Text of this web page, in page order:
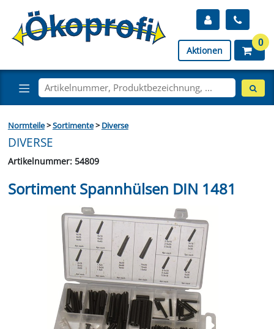
Aktionen
0
Normteile>Sortimente>Diverse
DIVERSE
Artikelnummer: 54809
Sortiment Spannhülsen DIN 1481